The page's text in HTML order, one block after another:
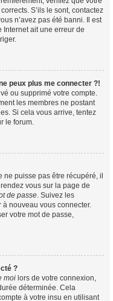
S’ils le sont, contactez
n’avez pas été banni. Il est
ait une erreur de
peux plus me connecter ?!
ou supprimé votre compte.
les membres ne postant
Si cela vous arrive, tentez
le forum.
ne puisse pas être récupéré, il
vous sur la page de
de passe. Suivez les
nouveau vous connecter.
votre mot de passe,
?
moi lors de votre connexion,
déterminée. Cela
à votre insu en utilisant